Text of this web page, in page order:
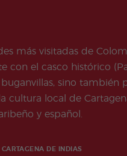
más visitadas de
con el casco histórico
sino también
cultura local de
y español.
CARTAGENA DE INDIAS